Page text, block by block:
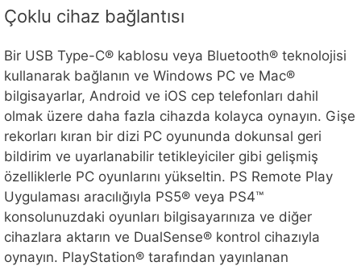
Çoklu cihaz bağlantısı
Bir USB Type-C® kablosu veya Bluetooth® teknolojisi
kullanarak bağlanın ve Windows PC ve Mac®
bilgisayarlar, Android ve iOS cep telefonları dahil
olmak üzere daha fazla cihazda kolayca oynayın. Gişe
rekorları kıran bir dizi PC oyununda dokunsal geri
bildirim ve uyarlanabilir tetikleyiciler gibi gelişmiş
özelliklerle PC oyunlarını yükseltin. PS Remote Play
Uygulaması aracılığıyla PS5® veya PS4™
konsolunuzdaki oyunları bilgisayarınıza ve diğer
cihazlara aktarın ve DualSense® kontrol cihazıyla
oynayın. PlayStation® tarafından yayınlanan